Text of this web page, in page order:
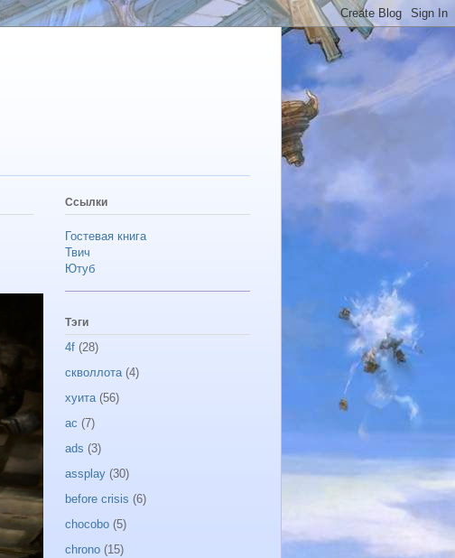
Ссылки
Гостевая книга
Твич
Ютуб
Тэги
4f (28)
скволлота (4)
хуита (56)
ac (7)
ads (3)
assplay (30)
before crisis (6)
chocobo (5)
chrono (15)